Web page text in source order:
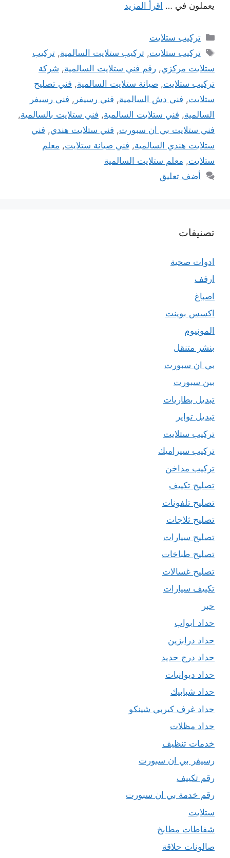
يعملون في … اقرأ المزيد
التصنيفات
تركيب ستلايت
الوسوم
تركيب ستلايت,تركيب ستلايت السالمية,تركيب
ستلايت مركزي, رقم فني ستلايت السالمية, شركة
تركيب ستلايت, صيانة ستلايت السالمية, فني تصليح
ستلايت, فني دش السالمية, فني رسيفر , فني رسيفر
السالمية, فني ستلايت السالمية, فني ستلايت بالسالمية,
فني ستلايت بي ان سبورت, فني ستلايت هندي, فني
ستلايت هندي السالمية, فني صيانة ستلايت, معلم
ستلايت, معلم ستلايت السالمية
أضف تعليق
تصنيفات
ادوات صحية
ارفف
اصباغ
اكسس بوينت
المونيوم
بنشر متنقل
بي ان سبورت
بين سبورت
تبديل بطاريات
تبديل تواير
تركيب ستلايت
تركيب سيراميك
تركيب مداخن
تصليح تكييف
تصليح تلفونات
تصليح ثلاجات
تصليح سيارات
تصليح طباخات
تصليح غسالات
تكييف سيارات
حبر
حداد ابواب
حداد درابزين
حداد درج حديد
حداد ديوانيات
حداد شبابيك
حداد غرف كيربي شينكو
حداد مظلات
خدمات تنظيف
رسيفر بي ان سبورت
رقم تكييف
رقم خدمة بي ان سبورت
ستلايت
شفاطات مطابخ
صالونات حلاقة